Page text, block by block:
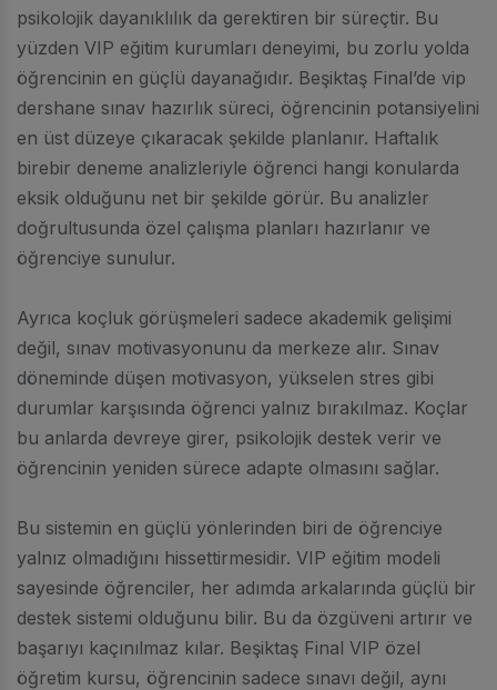
psikolojik dayanıklılık da gerektiren bir süreçtir. Bu
yüzden VIP eğitim kurumları deneyimi, bu zorlu yolda
öğrencinin en güçlü dayanağıdır. Beşiktaş Final’de vip
dershane sınav hazırlık süreci, öğrencinin potansiyelini
en üst düzeye çıkaracak şekilde planlanır. Haftalık
birebir deneme analizleriyle öğrenci hangi konularda
eksik olduğunu net bir şekilde görür. Bu analizler
doğrultusunda özel çalışma planları hazırlanır ve
öğrenciye sunulur.
Ayrıca koçluk görüşmeleri sadece akademik gelişimi
değil, sınav motivasyonunu da merkeze alır. Sınav
döneminde düşen motivasyon, yükselen stres gibi
durumlar karşısında öğrenci yalnız bırakılmaz. Koçlar
bu anlarda devreye girer, psikolojik destek verir ve
öğrencinin yeniden sürece adapte olmasını sağlar.
Bu sistemin en güçlü yönlerinden biri de öğrenciye
yalnız olmadığını hissettirmesidir. VIP eğitim modeli
sayesinde öğrenciler, her adımda arkalarında güçlü bir
destek sistemi olduğunu bilir. Bu da özgüveni artırır ve
başarıyı kaçınılmaz kılar. Beşiktaş Final VIP özel
öğretim kursu, öğrencinin sadece sınavı değil, aynı